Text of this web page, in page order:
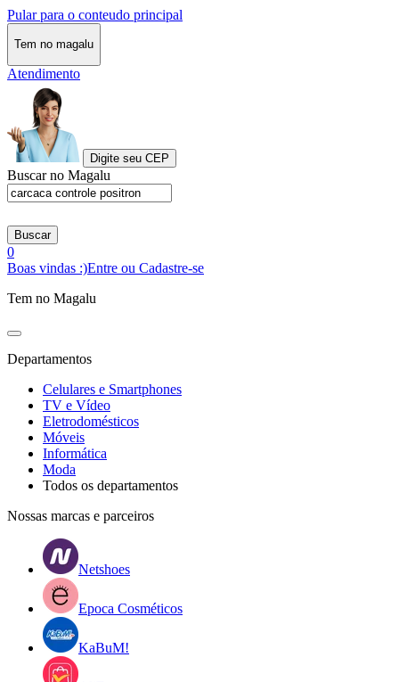
Pular para o conteudo principal
Tem no magalu
Atendimento
Digite seu CEP
Buscar no Magalu
Buscar
0
Boas vindas :)Entre ou Cadastre-se
Tem no Magalu
Departamentos
Celulares e Smartphones
TV e Vídeo
Eletrodomésticos
Móveis
Informática
Moda
Todos os departamentos
Nossas marcas e parceiros
Netshoes
Epoca Cosméticos
KaBuM!